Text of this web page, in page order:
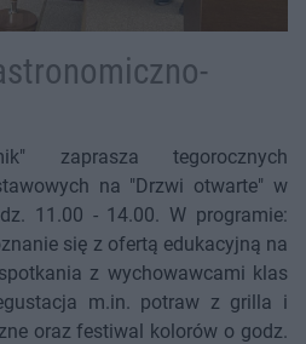
zaprasza tegorocznych
na "Drzwi otwarte" w
11.00 - 14.00. W programie:
się z ofertą edukacyjną na
z wychowawcami klas
m.in. potraw z grilla i
oraz festiwal kolorów o godz.